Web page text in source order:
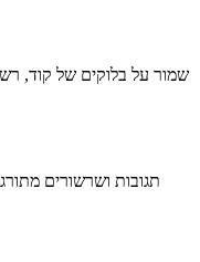
שמור על בלוקים של קוד,
תגובות ושרשורים